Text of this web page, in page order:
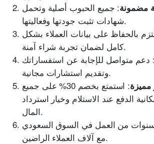
مضمونة: جميع الحبوب أصلية وتحمل
شهادات تثبت جودتها وفعاليتها.
بالحفاظ على بيانات العملاء بشكل
كامل لضمان تجربة شراء آمنة.
: دعم متواصل للإجابة عن استفساراتك
وتقديم استشارات مجانية.
: استمتع بخصم 30% على جميع
الدفع عند الاستلام وخيار استرداد
المال.
من العمل في السوق السعودي
مع آلاف العملاء الراضين.